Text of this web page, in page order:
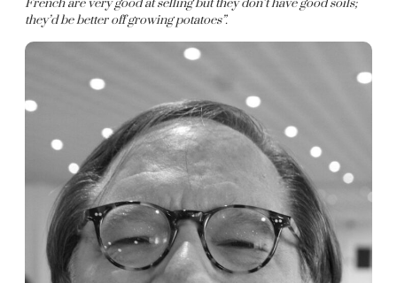
French are very good at selling but they don’t have good soils;
they’d be better off growing potatoes”.